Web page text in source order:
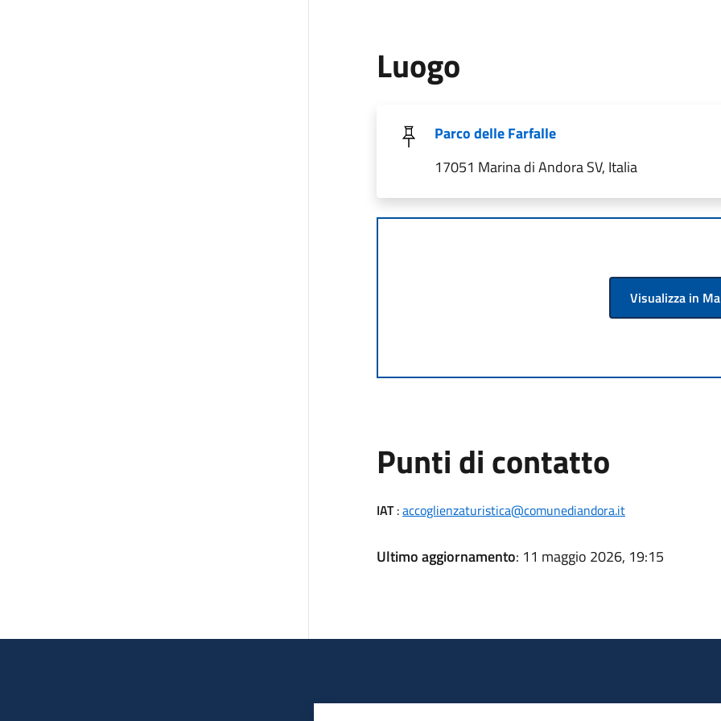
Luogo
Parco delle Farfalle
17051 Marina di Andora SV, Italia
Visualizza in
Punti di contatto
IAT:accoglienzaturistica@comunediandora.it
Ultimo aggiornamento: 11 maggio 2026, 19:15